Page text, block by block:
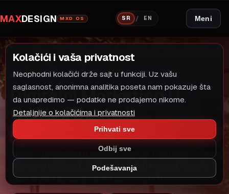
MAXDESIGN MXD OS SR / EN Meni
DIGITALNI MARKETING
LOKALNI MODEL RASTA
Digitalni Marketing U
Opštini Senta |
Maxdesign SRbija
digitalni marketing u opštini Senta za kompanije koje
žele veću vidljivost, bolje upite i stabilan rast. Google
Ads i Meta kampanje sa fokusom na ROI.
Kolačići i vaša privatnost
Neophodni kolačići drže sajt u funkciji. Uz vašu
saglasnost, anonimna analitika poseta nam pokazuje šta
da unapredimo — podatke ne prodajemo nikome.
Detaljnije o kolačićima i privatnosti
Prihvati sve
Odbij sve
Podešavanja